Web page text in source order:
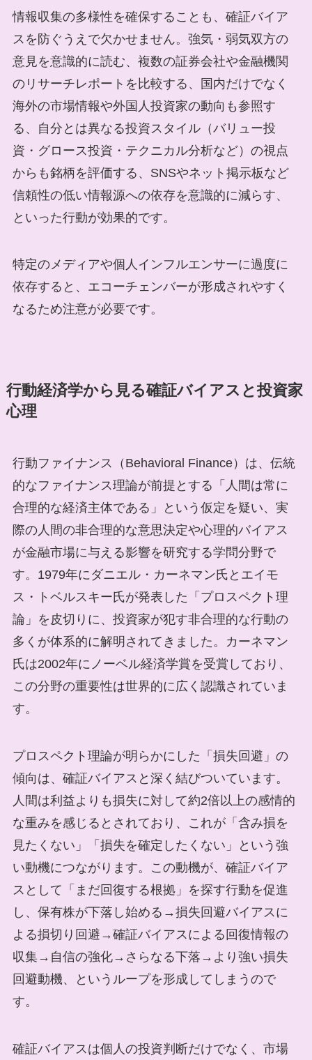
情報収集の多様性を確保することも、確証バイア
スを防ぐうえで欠かせません。強気・弱気双方の
意見を意識的に読む、複数の証券会社や金融機関
のリサーチレポートを比較する、国内だけでなく
海外の市場情報や外国人投資家の動向も参照す
る、自分とは異なる投資スタイル（バリュー投
資・グロース投資・テクニカル分析など）の視点
からも銘柄を評価する、SNSやネット掲示板など
信頼性の低い情報源への依存を意識的に減らす、
といった行動が効果的です。
特定のメディアや個人インフルエンサーに過度に
依存すると、エコーチェンバーが形成されやすく
なるため注意が必要です。
行動経済学から見る確証バイアスと投資家
心理
行動ファイナンス（Behavioral Finance）は、伝統
的なファイナンス理論が前提とする「人間は常に
合理的な経済主体である」という仮定を疑い、実
際の人間の非合理的な意思決定や心理的バイアス
が金融市場に与える影響を研究する学問分野で
す。1979年にダニエル・カーネマン氏とエイモ
ス・トベルスキー氏が発表した「プロスペクト理
論」を皮切りに、投資家が犯す非合理的な行動の
多くが体系的に解明されてきました。カーネマン
氏は2002年にノーベル経済学賞を受賞しており、
この分野の重要性は世界的に広く認識されていま
す。
プロスペクト理論が明らかにした「損失回避」の
傾向は、確証バイアスと深く結びついています。
人間は利益よりも損失に対して約2倍以上の感情的
な重みを感じるとされており、これが「含み損を
見たくない」「損失を確定したくない」という強
い動機につながります。この動機が、確証バイア
スとして「まだ回復する根拠」を探す行動を促進
し、保有株が下落し始める→損失回避バイアスに
よる損切り回避→確証バイアスによる回復情報の
収集→自信の強化→さらなる下落→より強い損失
回避動機、というループを形成してしまうので
す。
確証バイアスは個人の投資判断だけでなく、市場